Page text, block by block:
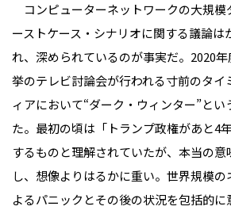
コンピューターネットワークの大規模
ーストケース・シナリオに関する議論は
れ、深められているのが事実だ。2020
挙のテレビ討論会が行われる寸前のタイ
ィアにおいて“ダーク・ウィンター”とい
た。最初の頃は「トランプ政権があと4
するものと理解されていたが、本当の意
し、想像よりはるかに重い。世界規模
よるパニックとその後の状況を包括的